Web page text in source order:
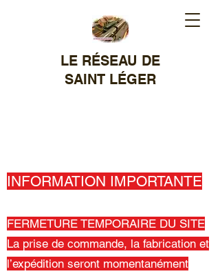
LE RÉSEAU DE
SAINT LÉGER
INFORMATION IMPORTANTE
FERMETURE TEMPORAIRE DU SITE
La prise de commande, la fabrication et
l’expédition seront momentanément